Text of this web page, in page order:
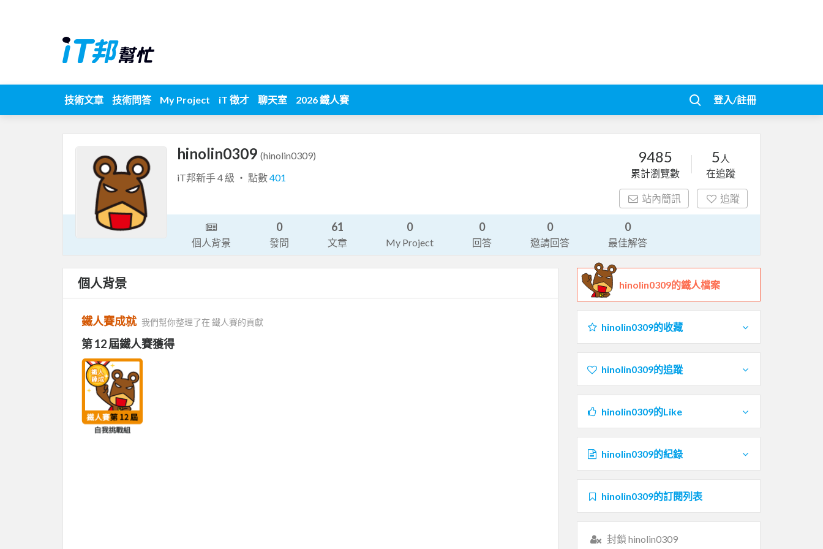
技術文章 技術問答 My Project iT 徵才 聊天室 2026 鐵人賽 登入/註冊
hinolin0309 (hinolin0309)
iT邦新手 4 級 ‧ 點數401
9485
累計瀏覽數
5 人
在追蹤
站內簡訊 追蹤
個人背景
0
發問
61
文章
0
My Project
0
回答
0
邀請回答
0
最佳解答
個人背景
鐵人賽成就 我們幫你整理了在 鐵人賽的貢獻
第 12 屆鐵人賽獲得
hinolin0309的鐵人檔案
hinolin0309的收藏
hinolin0309的追蹤
hinolin0309的Like
hinolin0309的紀錄
hinolin0309的訂閱列表
封鎖 hinolin0309